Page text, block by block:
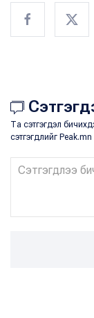
Та сэтгэгдэл
сэтгэгдлийг Peak.mn